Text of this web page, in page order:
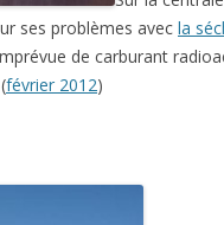
ses problèmes avec la
de carburant
février 2012)